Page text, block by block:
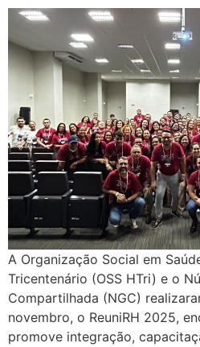
A Organização Social em
Tricentenário (OSS HTri) e o
Compartilhada (NGC)
novembro, o ReuniRH 2025,
promove integração,